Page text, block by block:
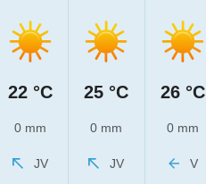
22 °C
0 mm
JV
25 °C
0 mm
JV
26 °C
0 mm
V